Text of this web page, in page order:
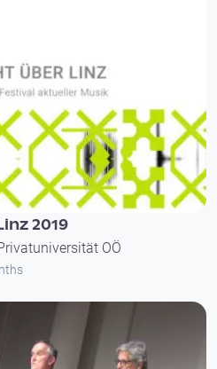
2019
OÖ